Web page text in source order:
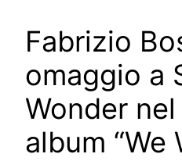
Fabrizio
omaggio a
Wonder
album “We